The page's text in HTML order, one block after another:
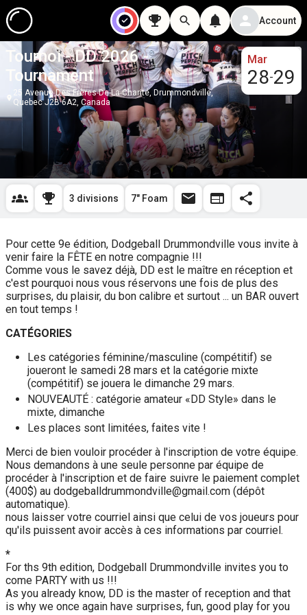
Account
Tournoi - DD 2026 -
Tournament
25 Avenue Des Frères-De-La-Charité, Drummondville,
Quebec J2B 6A2, Canada
Mar
28-29
3 divisions 7" Foam
Pour cette 9e édition, Dodgeball Drummondville vous invite à
venir faire la FÊTE en notre compagnie !!!
Comme vous le savez déjà, DD est le maître en réception et
c'est pourquoi nous vous réservons une fois de plus des
surprises, du plaisir, du bon calibre et surtout ... un BAR ouvert
en tout temps !
CATÉGORIES
Les catégories féminine/masculine (compétitif) se
joueront le samedi 28 mars et la catégorie mixte
(compétitif) se jouera le dimanche 29 mars.
NOUVEAUTÉ : catégorie amateur «DD Style» dans le
mixte, dimanche
Les places sont limitées, faites vite !
Merci de bien vouloir procéder à l'inscription de votre équipe.
Nous demandons à une seule personne par équipe de
procéder à l'inscription et de faire suivre le paiement complet
(400$) au dodgeballdrummondville@gmail.com (dépôt
automatique).
nous laisser votre courriel ainsi que celui de vos joueurs pour
qu'ils puissent avoir accès à ces informations par courriel.
*
For ths 9th edition, Dodgeball Drummondville invites you to
come PARTY with us !!!
As you already know, DD is the master of reception and that
is why we once again have surprises, fun, good play for you